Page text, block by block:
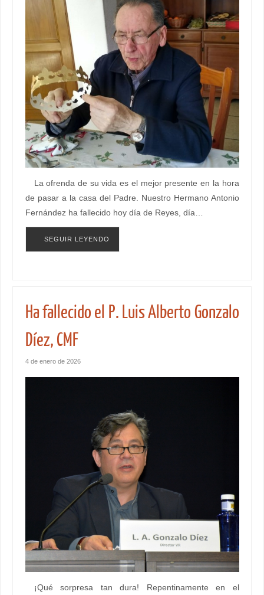
La ofrenda de su vida es el mejor presente en la hora
de pasar a la casa del Padre. Nuestro Hermano Antonio
Fernández ha fallecido hoy día de Reyes, día…
SEGUIR LEYENDO
Ha fallecido el P. Luis Alberto Gonzalo
Díez, CMF
4 de enero de 2026
¡Qué sorpresa tan dura! Repentinamente en el